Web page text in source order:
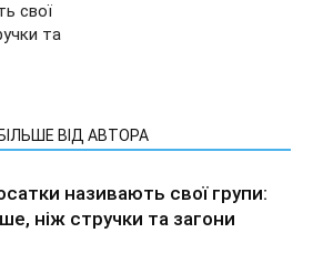
свої
та
БІЛЬШЕ ВІД АВТОРА
називають свої групи:
ніж стручки та загони